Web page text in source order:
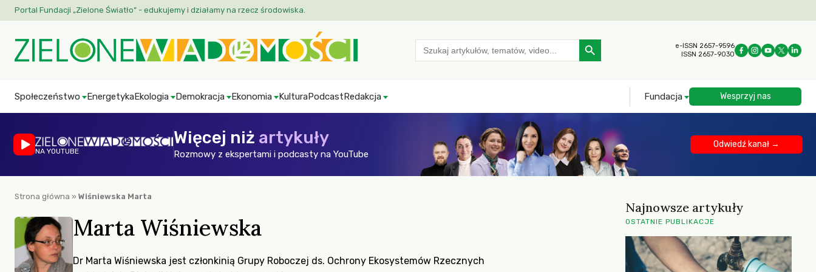
Portal Fundacji „Zielone Światło” - edukujemy i działamy na rzecz środowiska.
Search
for:
Search Button
e-ISSN 2657-9596
ISSN 2657-9030
Społeczeństwo EnergetykaEkologia Demokracja Ekonomia KulturaPodcastRedakcja Fundacja Wesprzyj nas
NA YOUTUBE
Więcej niż artykuły
Rozmowy z ekspertami i podcasty na YouTube
Odwiedź kanał →
Strona główna » Wiśniewska Marta
Marta Wiśniewska
Dr Marta Wiśniewska jest członkinią Grupy Roboczej ds. Ochrony Ekosystemów Rzecznych
Najnowsze artykuły
OSTATNIE PUBLIKACJE